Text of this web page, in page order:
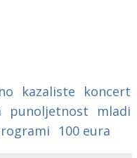
kazaliste
koncert
punoljetnost
mladi
100 eura